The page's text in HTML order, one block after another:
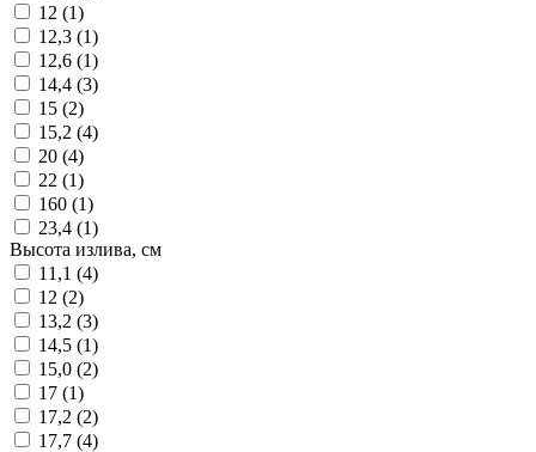
12 (1)
12,3 (1)
12,6 (1)
14,4 (3)
15 (2)
15,2 (4)
20 (4)
22 (1)
160 (1)
23,4 (1)
Высота излива, см
11,1 (4)
12 (2)
13,2 (3)
14,5 (1)
15,0 (2)
17 (1)
17,2 (2)
17,7 (4)